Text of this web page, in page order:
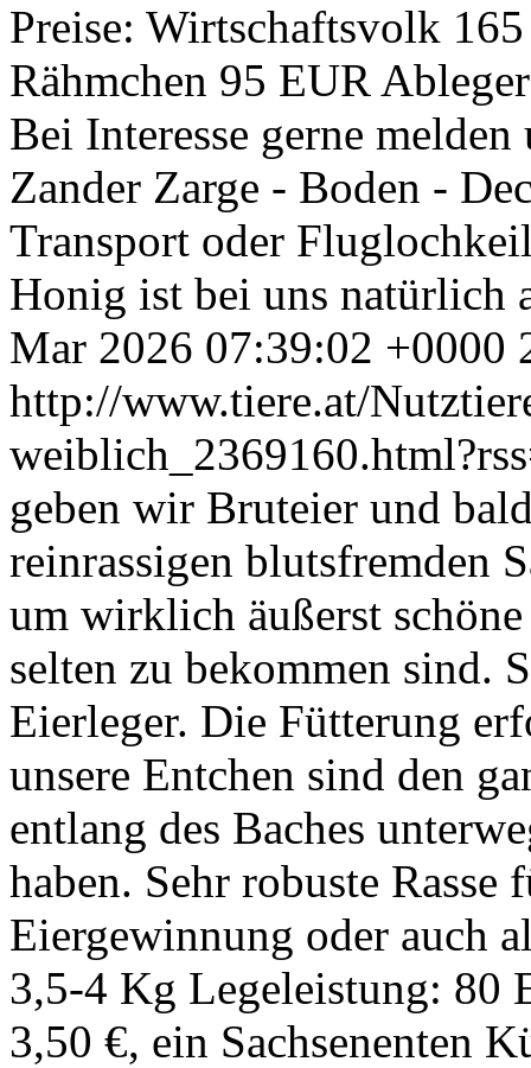
Preise: Wirtschaftsvolk
Rähmchen 95 EUR
Bei Interesse gerne
Zander Zarge - Boden -
Transport oder
Honig ist bei uns natürlich
Mar 2026 07:39:02 +0000
http://www.tiere.at/
geben wir Bruteier und
reinrassigen blutsfremden
um wirklich äußerst
selten zu bekommen sind.
Eierleger. Die Fütterung
unsere Entchen sind den
entlang des Baches
haben. Sehr robuste Rasse
Eiergewinnung oder auch
3,5-4 Kg Legeleistung: 80
3,50 €, ein Sachsenenten